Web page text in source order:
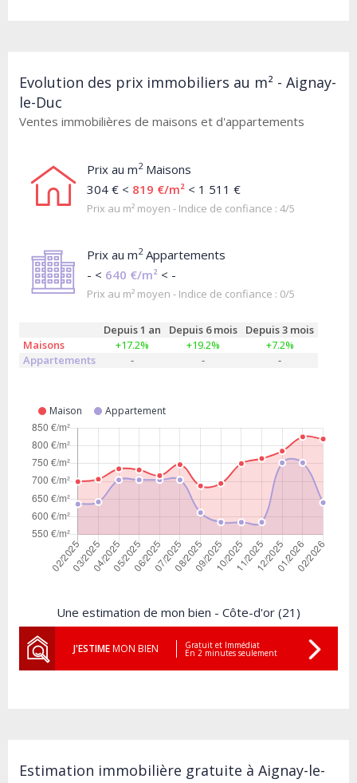
Evolution des prix immobiliers au m² - Aignay-
le-Duc
Ventes immobilières de maisons et d'appartements
Prix au m2Maisons
304 € < 819 €/m² < 1 511 €
Prix au m² moyen - Indice de confiance : 4/5
Prix au m2Appartements
- < 640 €/m² < -
Prix au m² moyen - Indice de confiance : 0/5
Depuis 1 an Depuis 6 mois
Depuis 3 mois
Maisons
+17.2% +19.2%
+7.2%
Appartements
- - -
Maison Appartement
Une estimation de mon bien - Côte-d'or (21)
J'ESTIMEMON BIEN Gratuit et Immédiat
En 2 minutes seulement
Estimation immobilière gratuite à Aignay-le-